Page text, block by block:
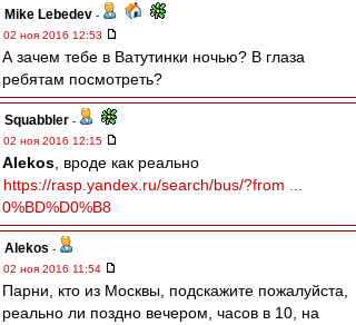
Mike Lebedev -
02 ноя 2016 12:53
А зачем тебе в Ватутинки ночью? В глаза
ребятам посмотреть?
Squabbler -
02 ноя 2016 12:15
Alekos , вроде как реально
https://rasp.yandex.ru/search/bus/?from ...
0%BD%D0%B8
Alekos -
02 ноя 2016 11:54
Парни, кто из Москвы, подскажите пожалуйста,
реально ли поздно вечером, часов в 10, на